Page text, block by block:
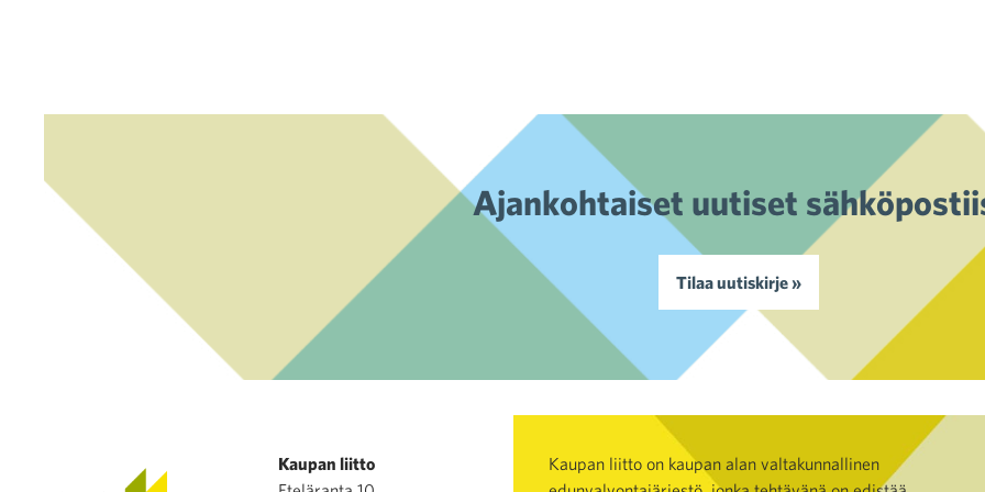
Ajankohtaiset uutiset
Tilaa uutiskirje »
Kaupan liitto
Kaupan liitto on kaupan alan valtakunnallinen